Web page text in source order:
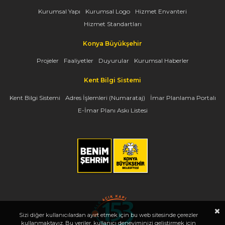
Kurumsal Yapı Kurumsal Logo
Hizmet Envanteri
Hizmet Standartları
Konya Büyükşehir
Projeler Faaliyetler Duyurular Kurumsal Haberler
Kent Bilgi Sistemi
Kent Bilgi Sistemi Adres İşlemleri (Numarataj)
İmar Planlama Portalı
E-İmar Planı Askı Listesi
Sizi diğer kullanıcılardan ayırt etmek için bu web sitesinde çerezler
kullanmaktayız. Bu veriler, kullanıcı deneyiminizi geliştirmek için